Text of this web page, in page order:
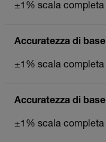
±1% scala completa
Accuratezza di
±1% scala completa
Accuratezza di
±1% scala completa